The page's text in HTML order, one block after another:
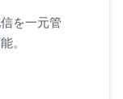
を一元管
。